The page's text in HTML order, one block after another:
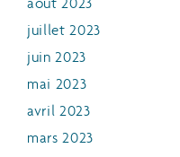
août 2023
juillet 2023
juin 2023
mai 2023
avril 2023
mars 2023